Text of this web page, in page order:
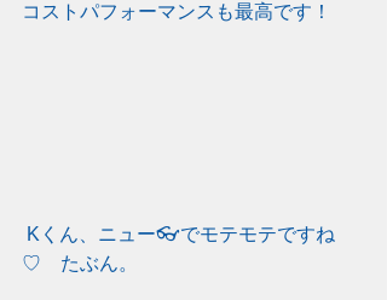
コストパフォーマンスも最高です！
Kくん、ニュー👓でモテモテですね
♡　たぶん。